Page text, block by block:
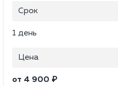
Срок
1 день
Цена
от 4 900 ₽